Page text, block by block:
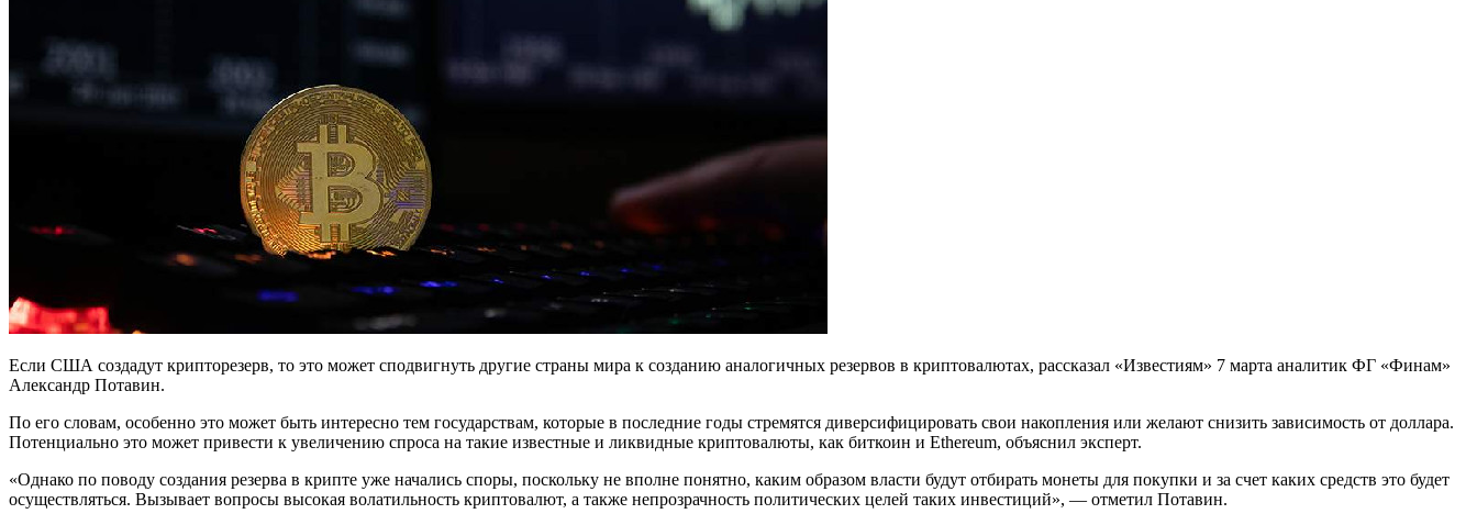
Если США создадут крипторезерв, то это может сподвигнуть другие страны мира к созданию аналогичных резервов в криптовалютах, рассказал «Известиям» 7 марта аналитик ФГ «Финам»
Александр Потавин.
По его словам, особенно это может быть интересно тем государствам, которые в последние годы стремятся диверсифицировать свои накопления или желают снизить зависимость от доллара.
Потенциально это может привести к увеличению спроса на такие известные и ликвидные криптовалюты, как биткоин и Ethereum, объяснил эксперт.
«Однако по поводу создания резерва в крипте уже начались споры, поскольку не вполне понятно, каким образом власти будут отбирать монеты для покупки и за счет каких средств это будет
осуществляться. Вызывает вопросы высокая волатильность криптовалют, а также непрозрачность политических целей таких инвестиций», — отметил Потавин.